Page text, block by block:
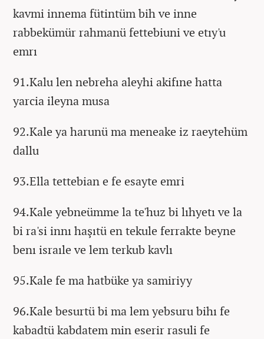
kavmi innema fütintüm bih ve inne
rabbekümür rahmanü fettebiuni ve etıy'u
emrı
91.Kalu len nebreha aleyhi akifıne hatta
yarcia ileyna musa
92.Kale ya harunü ma meneake iz raeytehüm
dallu
93.Ella tettebian e fe esayte emri
94.Kale yebneümme la te'huz bi lıhyetı ve la
bi ra'si innı haşıtü en tekule ferrakte beyne
benı israıle ve lem terkub kavlı
95.Kale fe ma hatbüke ya samiriyy
96.Kale besurtü bi ma lem yebsuru bihı fe
kabadtü kabdatem min eserir rasuli fe